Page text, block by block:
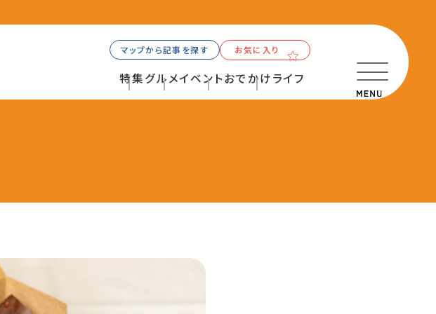
マップから記事を探す お気に入り
特集グルメイベントおでかけライフ